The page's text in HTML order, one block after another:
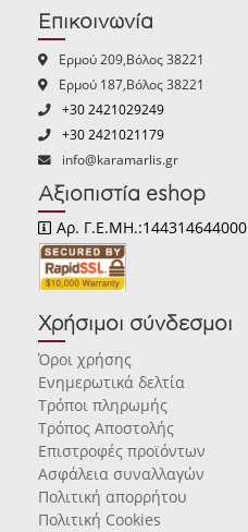
Επικοινωνία
Ερμού 209,Βόλος 38221
Ερμού 187,Βόλος 38221
+30 2421029249
+30 2421021179
info@karamarlis.gr
Αξιοπιστία eshop
Αρ. Γ.Ε.ΜΗ.:144314644000
Χρήσιμοι σύνδεσμοι
Όροι χρήσης
Ενημερωτικά δελτία
Τρόποι πληρωμής
Τρόπος Αποστολής
Επιστροφές προϊόντων
Ασφάλεια συναλλαγών
Πολιτική απορρήτου
Πολιτική Cookies